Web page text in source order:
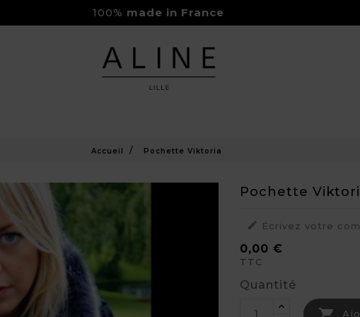
100% made in France
Livraison Gratuite à partir de 150€
Accueil Pochette Viktoria
Pochette
 Écrivez votre
0,00 €
TTC
Quantité